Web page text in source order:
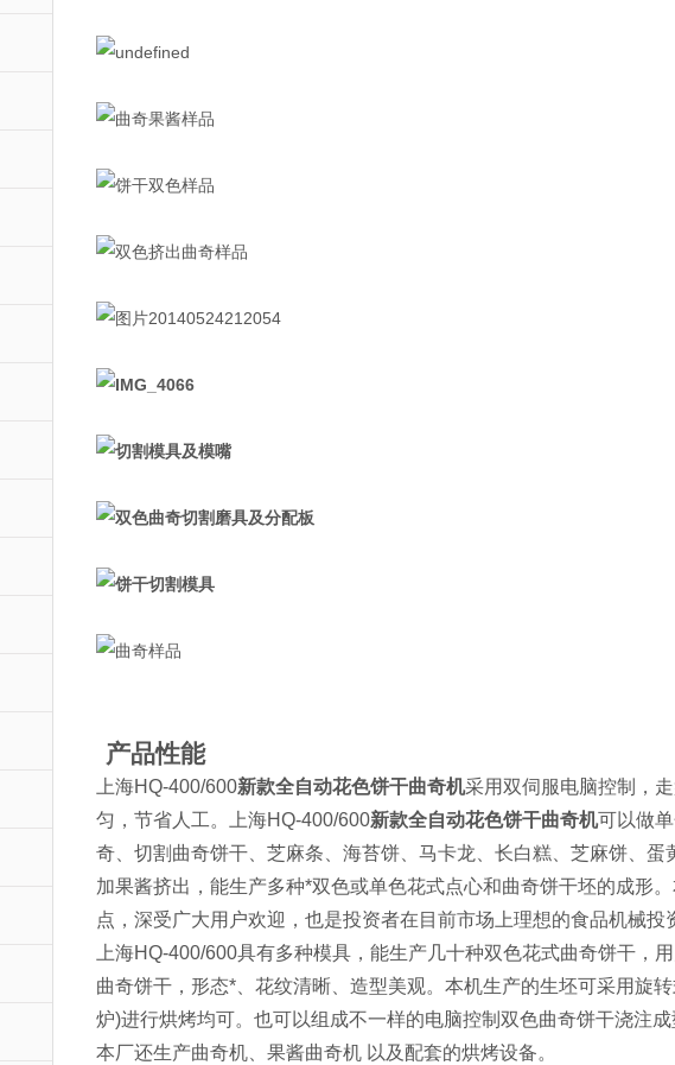
产品性能
上海HQ-400/600新款全自动花色饼干曲奇机采用双伺服电脑控制，
匀，节省人工。上海HQ-400/600新款全自动花色饼干曲奇机可以做
奇、切割曲奇饼干、芝麻条、海苔饼、马卡龙、长白糕、芝麻饼、
加果酱挤出，能生产多种*双色或单色花式点心和曲奇饼干坯的成形
点，深受广大用户欢迎，也是投资者在目前市场上理想的食品机械投
上海HQ-400/600具有多种模具，能生产几十种双色花式曲奇饼干，
曲奇饼干，形态*、花纹清晰、造型美观。本机生产的生坯可采用旋
炉)进行烘烤均可。也可以组成不一样的电脑控制双色曲奇饼干浇注
本厂还生产曲奇机、果酱曲奇机 以及配套的烘烤设备。